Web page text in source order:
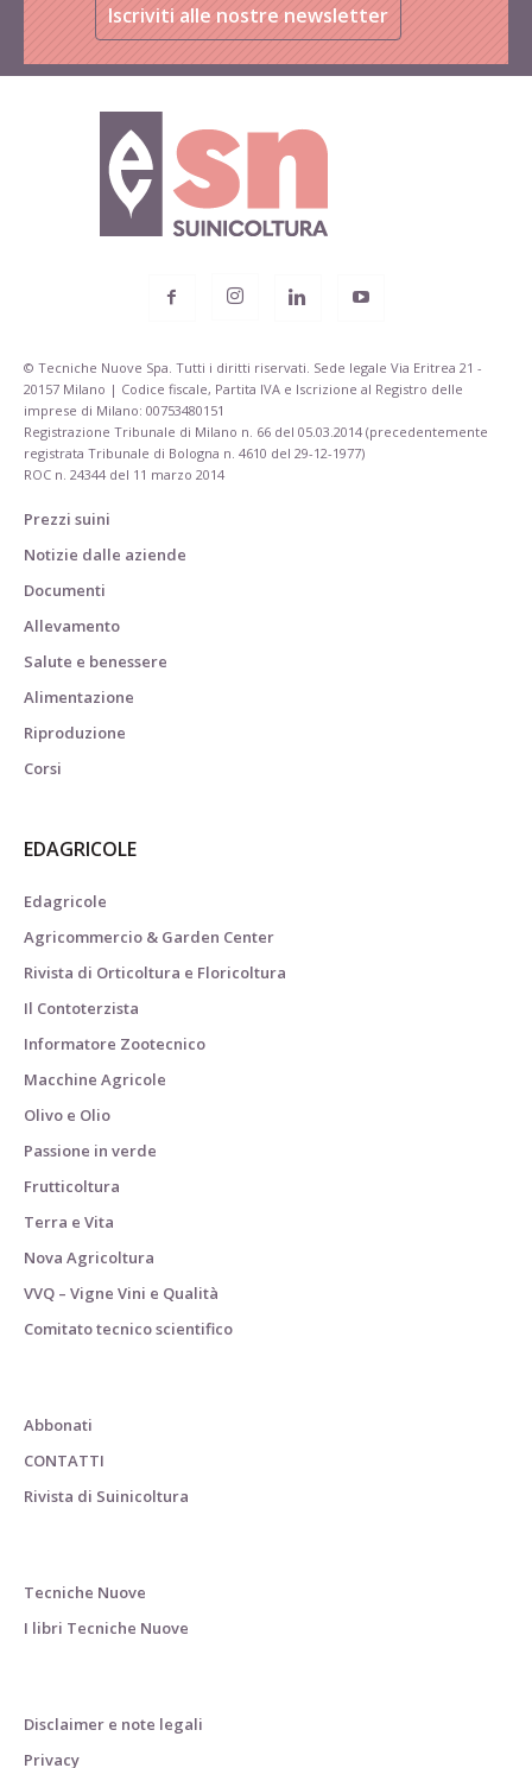
Iscriviti alle nostre newsletter
© Tecniche Nuove Spa. Tutti i diritti riservati. Sede legale Via Eritrea 21 -
20157 Milano | Codice fiscale, Partita IVA e Iscrizione al Registro delle
imprese di Milano: 00753480151
Registrazione Tribunale di Milano n. 66 del 05.03.2014 (precedentemente
registrata Tribunale di Bologna n. 4610 del 29-12-1977)
ROC n. 24344 del 11 marzo 2014
Prezzi suini
Notizie dalle aziende
Documenti
Allevamento
Salute e benessere
Alimentazione
Riproduzione
Corsi
EDAGRICOLE
Edagricole
Agricommercio & Garden Center
Rivista di Orticoltura e Floricoltura
Il Contoterzista
Informatore Zootecnico
Macchine Agricole
Olivo e Olio
Passione in verde
Frutticoltura
Terra e Vita
Nova Agricoltura
VVQ – Vigne Vini e Qualità
Comitato tecnico scientifico
Abbonati
CONTATTI
Rivista di Suinicoltura
Tecniche Nuove
I libri Tecniche Nuove
Disclaimer e note legali
Privacy